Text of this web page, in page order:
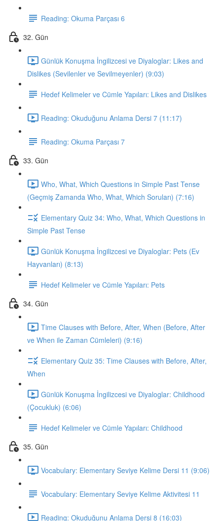
Reading: Okuma Parçası 6
32. Gün
Günlük Konuşma İngilizcesi ve Diyaloglar: Likes and
Dislikes (Sevilenler ve Sevilmeyenler) (9:03)
Hedef Kelimeler ve Cümle Yapıları: Likes and Dislikes
Reading: Okuduğunu Anlama Dersi 7 (11:17)
Reading: Okuma Parçası 7
33. Gün
Who, What, Which Questions in Simple Past Tense
(Geçmiş Zamanda Who, What, Which Soruları) (7:16)
Elementary Quiz 34: Who, What, Which Questions in
Simple Past Tense
Günlük Konuşma İngilizcesi ve Diyaloglar: Pets (Ev
Hayvanları) (8:13)
Hedef Kelimeler ve Cümle Yapıları: Pets
34. Gün
Time Clauses with Before, After, When (Before, After
ve When ile Zaman Cümleleri) (9:16)
Elementary Quiz 35: Time Clauses with Before, After,
When
Günlük Konuşma İngilizcesi ve Diyaloglar: Childhood
(Çocukluk) (6:06)
Hedef Kelimeler ve Cümle Yapıları: Childhood
35. Gün
Vocabulary: Elementary Seviye Kelime Dersi 11 (9:06)
Vocabulary: Elementary Seviye Kelime Aktivitesi 11
Reading: Okuduğunu Anlama Dersi 8 (16:03)